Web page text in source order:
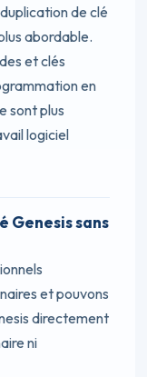
de clé
abordable.
et clés
en
sont plus
logiciel
Genesis sans
et pouvons
directement
ni